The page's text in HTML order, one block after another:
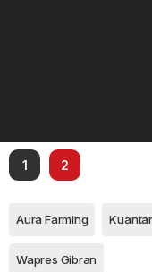
1 2
Aura Farming
Wapres Gibran